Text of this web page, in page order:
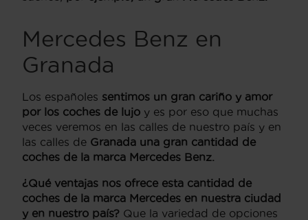
Mercedes Benz en
Granada
Los españoles sentimos un gran cariño y amor
por los coches de lujo y es por eso que muchas
veces veremos en las calles de nuestro país y en
las calles de Granada una gran cantidad de
coches de la marca Mercedes Benz.
¿Qué ventajas nos ofrece esta cantidad de
coches de la marca Mercedes en nuestra ciudad
y en nuestro país? Que la variedad de opciones